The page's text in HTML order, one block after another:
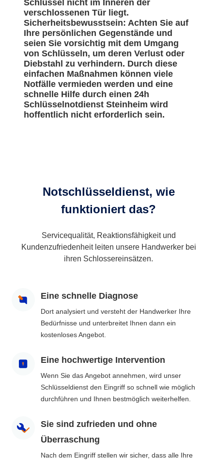
Schlüssel nicht im Inneren der
verschlossenen Tür liegt.
Sicherheitsbewusstsein: Achten Sie auf
Ihre persönlichen Gegenstände und
seien Sie vorsichtig mit dem Umgang
von Schlüsseln, um deren Verlust oder
Diebstahl zu verhindern. Durch diese
einfachen Maßnahmen können viele
Notfälle vermieden werden und eine
schnelle Hilfe durch einen 24h
Schlüsselnotdienst Steinheim wird
hoffentlich nicht erforderlich sein.
Notschlüsseldienst, wie
funktioniert das?
Servicequalität, Reaktionsfähigkeit und
Kundenzufriedenheit leiten unsere Handwerker bei
ihren Schlossereinsätzen.
Eine schnelle Diagnose
Dort analysiert und versteht der Handwerker Ihre
Bedürfnisse und unterbreitet Ihnen dann ein
kostenloses Angebot.
Eine hochwertige Intervention
Wenn Sie das Angebot annehmen, wird unser
Schlüsseldienst den Eingriff so schnell wie möglich
durchführen und Ihnen bestmöglich weiterhelfen.
Sie sind zufrieden und ohne
Überraschung
Nach dem Eingriff stellen wir sicher, dass alle Ihre